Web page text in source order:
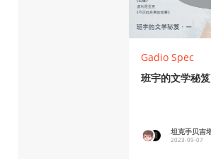
Gadio Spec
班宇的文学秘
坦克手贝吉
2023-09-07